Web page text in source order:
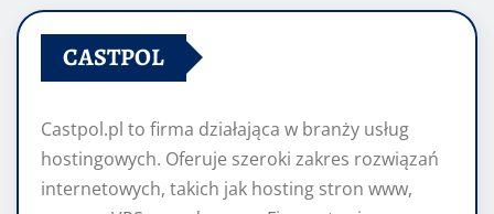
CASTPOL
Castpol.pl to firma działająca w branży usług
hostingowych. Oferuje szeroki zakres rozwiązań
internetowych, takich jak hosting stron www,